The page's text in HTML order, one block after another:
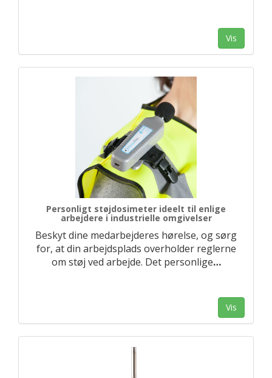
Vis
Personligt støjdosimeter ideelt til enlige
arbejdere i industrielle omgivelser
Beskyt dine medarbejderes hørelse, og sørg
for, at din arbejdsplads overholder reglerne
om støj ved arbejde. Det personlige…
Vis